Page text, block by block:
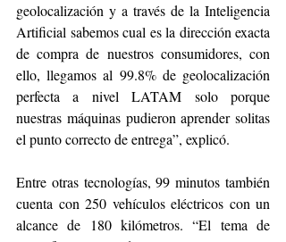
geolocalización y a través de la Inteligencia
Artificial sabemos cual es la dirección exacta
de compra de nuestros consumidores, con
ello, llegamos al 99.8% de geolocalización
perfecta a nivel LATAM solo porque
nuestras máquinas pudieron aprender solitas
el punto correcto de entrega”, explicó.
Entre otras tecnologías, 99 minutos también
cuenta con 250 vehículos eléctricos con un
alcance de 180 kilómetros. “El tema de